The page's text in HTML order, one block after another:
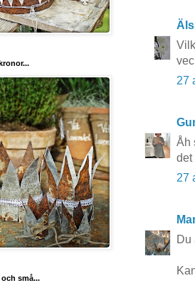
27
Åh
det
27
Du
små...